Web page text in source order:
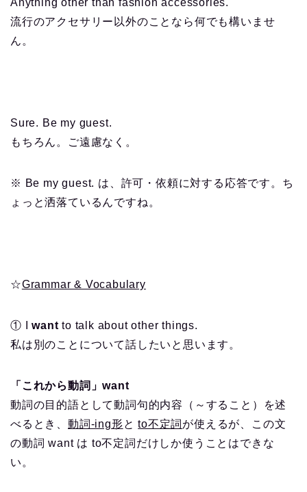
流行のアクセサリー以外のことなら何でも構いませ
ん。
Sure. Be my guest.
もちろん。ご遠慮なく。
※ Be my guest. は、許可・依頼に対する応答です。ち
ょっと洒落ているんですね。
☆Grammar & Vocabulary
① Iwant to talk about other things.
私は別のことについて話したいと思います。
「これから動詞」want
動詞の目的語として動詞句的内容（～すること）を述
べるとき、 動詞-ing形とto不定詞 が使えるが、この文
の動詞 want は to不定詞だけしか使うことはできな
い。